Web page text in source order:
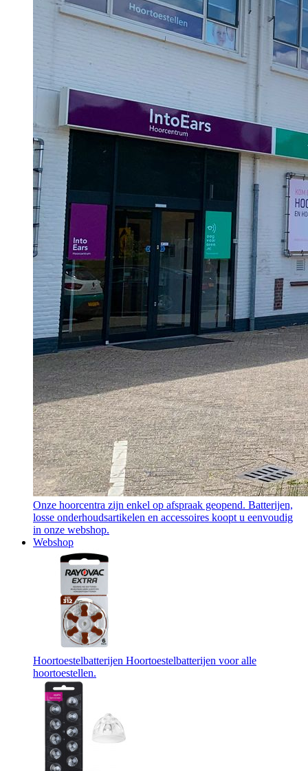
Onze hoorcentra zijn enkel op afspraak geopend. Batterijen,
losse onderhoudsartikelen en accessoires koopt u eenvoudig
in onze webshop.
Webshop
Hoortoestelbatterijen Hoortoestelbatterijen voor alle
hoortoestellen.